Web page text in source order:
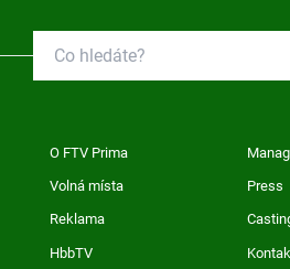
O FTV Prima
Volná místa Press
Reklama
HbbTV